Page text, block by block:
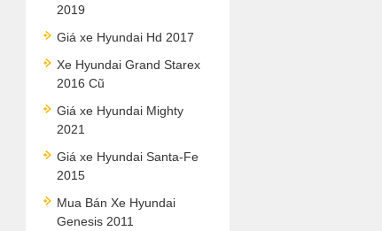
2019
Giá xe Hyundai Hd 2017
Xe Hyundai Grand Starex
2016 Cũ
Giá xe Hyundai Mighty
2021
Giá xe Hyundai Santa-Fe
2015
Mua Bán Xe Hyundai
Genesis 2011